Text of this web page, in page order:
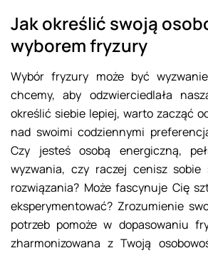
Jak określić swoją
wyborem fryzury
Wybór fryzury może być
chcemy, aby odzwierciedlała
określić siebie lepiej, warto zacząć
nad swoimi codziennymi
Czy jesteś osobą energiczną,
wyzwania, czy raczej cenisz sobie
rozwiązania? Może fascynuje Cię
eksperymentować? Zrozumienie
potrzeb pomoże w dopasowaniu
zharmonizowana z Twoją